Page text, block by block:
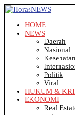
HOME
NEWS
Daerah
Nasional
Kesehatan
Politik
Viral
HUKUM &
EKONOMI
Real